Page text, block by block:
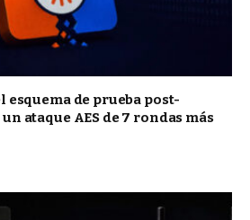
esquema de prueba post-
ataque AES de 7 rondas más